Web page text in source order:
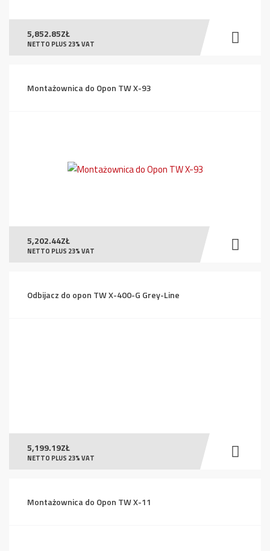
5,852.85ZŁ
NETTO PLUS 23% VAT
Montażownica do Opon TW X-93
5,202.44ZŁ
NETTO PLUS 23% VAT
Odbijacz do opon TW X-400-G Grey-Line
5,199.19ZŁ
NETTO PLUS 23% VAT
Montażownica do Opon TW X-11